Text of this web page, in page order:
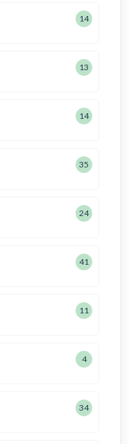
14
13
14
35
24
41
11
4
34